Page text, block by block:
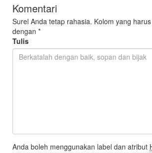
Komentari
Surel Anda tetap rahasia. Kolom yang
dengan *
Tulis
Anda boleh menggunakan label dan atribut